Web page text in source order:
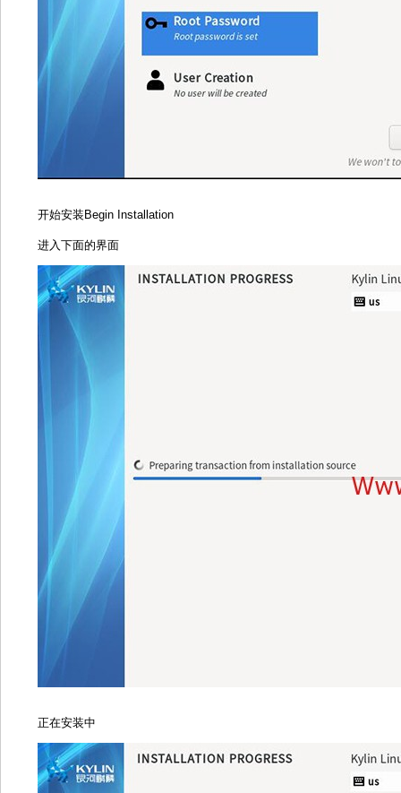
开始安装Begin Installation
进入下面的界面
正在安装中